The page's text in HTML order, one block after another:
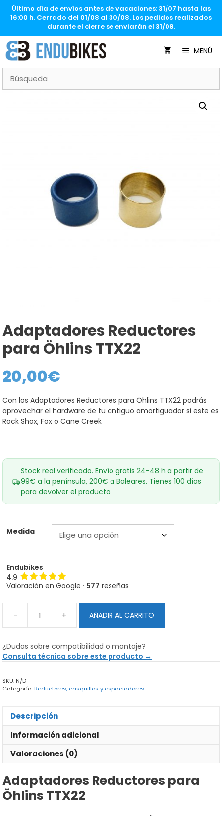
SaltarÚltimo día de envíos antes de vacaciones: 31/07 hasta las
16:00 h. Cerrado del 01/08 al 30/08. Los pedidos realizados
durante el cierre se enviarán el 31/08.
MENÚ
Adaptadores Reductores
para Öhlins TTX22
20,00€
Con los Adaptadores Reductores para Öhlins TTX22 podrás
aprovechar el hardware de tu antiguo amortiguador si este es
Rock Shox, Fox o Cane Creek
Stock real verificado. Envío gratis 24-48 h a partir de
99€ a la península, 200€ a Baleares. Tienes 100 días
para devolver el producto.
Medida
Endubikes
4.9
Valoración en Google · 577 reseñas
-
Adaptadores
Reductores
Öhlins
TTX22
+ AÑADIR AL CARRITO
¿Dudas sobre compatibilidad o montaje?
Consulta técnica sobre este producto →
SKU: N/D
Categoría:Reductores, casquillos y espaciadores
Descripción
Información adicional
Valoraciones (0)
Adaptadores Reductores para
Öhlins TTX22